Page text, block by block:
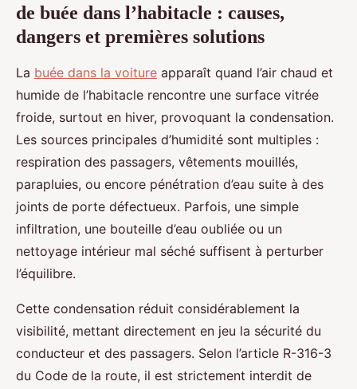
de buée dans l’habitacle : causes,
dangers et premières solutions
La buée dans la voiture apparaît quand l’air chaud et
humide de l’habitacle rencontre une surface vitrée
froide, surtout en hiver, provoquant la condensation.
Les sources principales d’humidité sont multiples :
respiration des passagers, vêtements mouillés,
parapluies, ou encore pénétration d’eau suite à des
joints de porte défectueux. Parfois, une simple
infiltration, une bouteille d’eau oubliée ou un
nettoyage intérieur mal séché suffisent à perturber
l’équilibre.
Cette condensation réduit considérablement la
visibilité, mettant directement en jeu la sécurité du
conducteur et des passagers. Selon l’article R-316-3
du Code de la route, il est strictement interdit de